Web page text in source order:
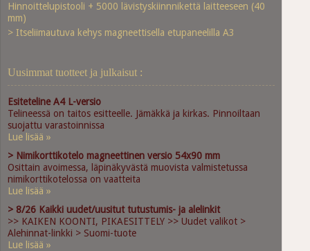
Hinnoittelupistooli + 5000 lävistyskiinnnikettä laitteeseen (40
mm)
> Itseliimautuva kehys magneettisella etupaneelilla A3
Uusimmat tuotteet ja julkaisut :
Esiteteline A4 L-versio
Telineessä on taitos esitteelle. Jämäkkä ja kirkas. Pinnoiltaan
suojattu varastoinnissa
Lue lisää »
> Nimikorttikotelo magneettinen versio 54x90 mm
Osittain avoimessa, läpinäkyvästä muovista valmistetussa
nimikorttikotelossa on vaatteita
Lue lisää »
> 8/26 Kaikki uudet/uusitut tutustumis- ja alelinkit
>> KAIKEN KOONTI, PIKAESITTELY >> Uudet valikot >
Alehinnat-linkki > Suomi-tuote
Lue lisää »